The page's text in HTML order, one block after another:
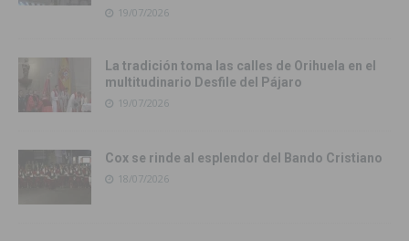
19/07/2026
La tradición toma las calles de Orihuela en el
multitudinario Desfile del Pájaro
19/07/2026
Cox se rinde al esplendor del Bando Cristiano
18/07/2026